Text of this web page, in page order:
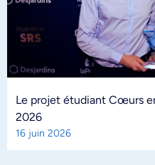
Le projet étudiant Cœurs
2026
16 juin 2026